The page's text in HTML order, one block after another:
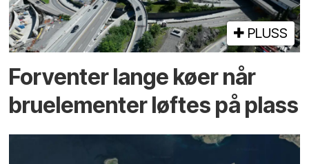
PLUSS
Forventer lange køer når
bru­elementer løftes på plass